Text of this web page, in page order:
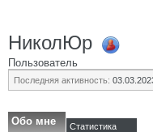
НиколЮр
Пользователь
Последняя активность:
Обо мне Статистика